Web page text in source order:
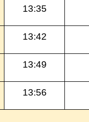
13:35
13:42
13:49
13:56